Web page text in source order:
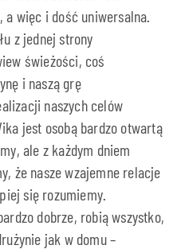
a więc i dość uniwersalna.
z jednej strony
świeżości, coś
i naszą grę
naszych celów
jest osobą bardzo otwartą
ale z każdym dniem
że nasze wzajemne relacje
się rozumiemy.
dobrze, robią wszystko,
jak w domu –